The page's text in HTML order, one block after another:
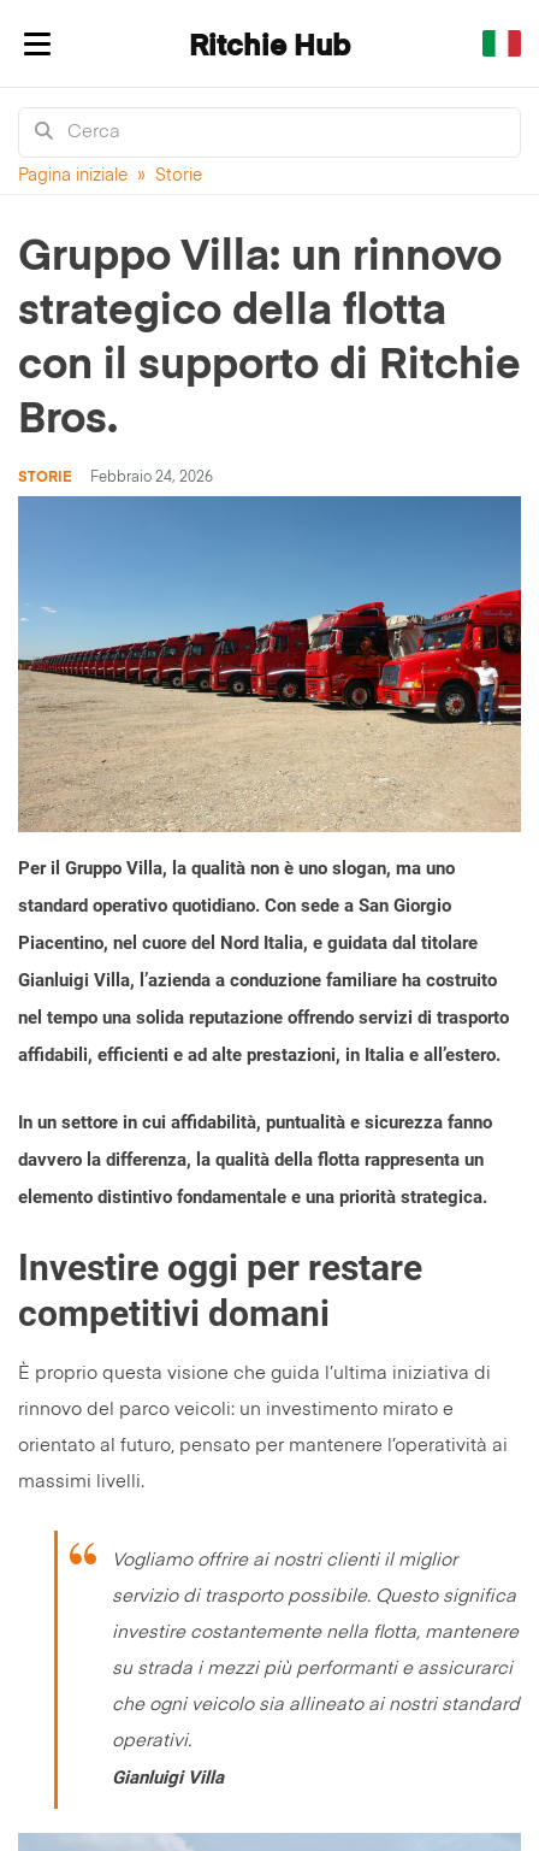
Mostra/nascondi navigazione
Ritchie Hub
Pagina iniziale » Storie
Gruppo Villa: un rinnovo
strategico della flotta
con il supporto di Ritchie
Bros.
STORIE Febbraio 24, 2026
Per il Gruppo Villa, la qualità non è uno slogan, ma uno
standard operativo quotidiano. Con sede a San Giorgio
Piacentino, nel cuore del Nord Italia, e guidata dal titolare
Gianluigi Villa, l’azienda a conduzione familiare ha costruito
nel tempo una solida reputazione offrendo servizi di trasporto
affidabili, efficienti e ad alte prestazioni, in Italia e all’estero.
In un settore in cui affidabilità, puntualità e sicurezza fanno
davvero la differenza, la qualità della flotta rappresenta un
elemento distintivo fondamentale e una priorità strategica.
Investire oggi per restare
competitivi domani
È proprio questa visione che guida l’ultima iniziativa di
rinnovo del parco veicoli: un investimento mirato e
orientato al futuro, pensato per mantenere l’operatività ai
massimi livelli.
Vogliamo offrire ai nostri clienti il miglior
servizio di trasporto possibile. Questo significa
investire costantemente nella flotta, mantenere
su strada i mezzi più performanti e assicurarci
che ogni veicolo sia allineato ai nostri standard
operativi.
Gianluigi Villa